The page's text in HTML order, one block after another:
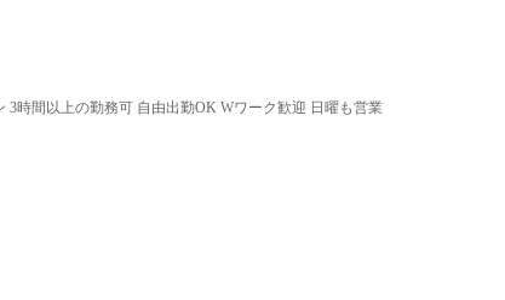
時間以上の勤務可 自由出勤OK Wワーク歓迎 日曜も営業